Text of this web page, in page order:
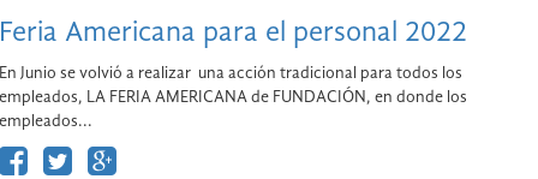
Feria Americana para el personal 2022
En Junio se volvió a realizar una acción tradicional para todos los
empleados, LA FERIA AMERICANA de FUNDACIÓN, en donde los
empleados...